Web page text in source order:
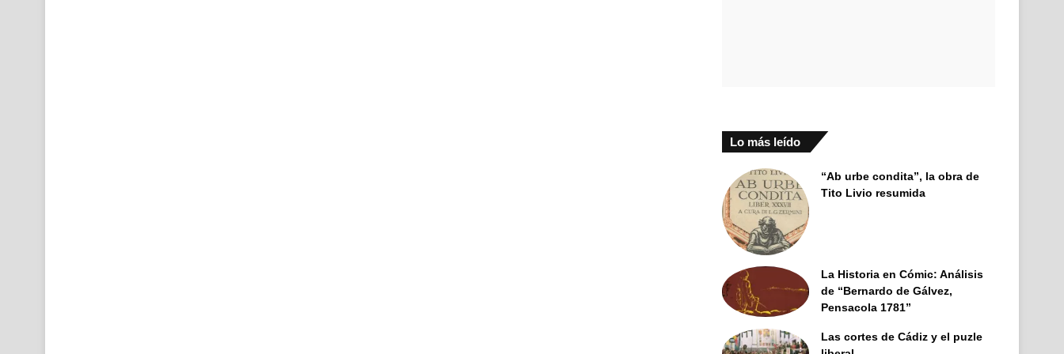
Lo más leído
“Ab urbe condita”, la obra de
Tito Livio resumida
La Historia en Cómic: Análisis
de “Bernardo de Gálvez,
Pensacola 1781”
Las cortes de Cádiz y el puzle